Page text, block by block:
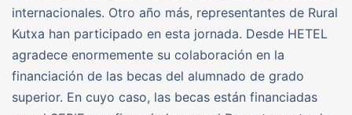
internacionales. Otro año más, representantes de Rural
Kutxa han participado en esta jornada. Desde HETEL
agradece enormemente su colaboración en la
financiación de las becas del alumnado de grado
superior. En cuyo caso, las becas están financiadas